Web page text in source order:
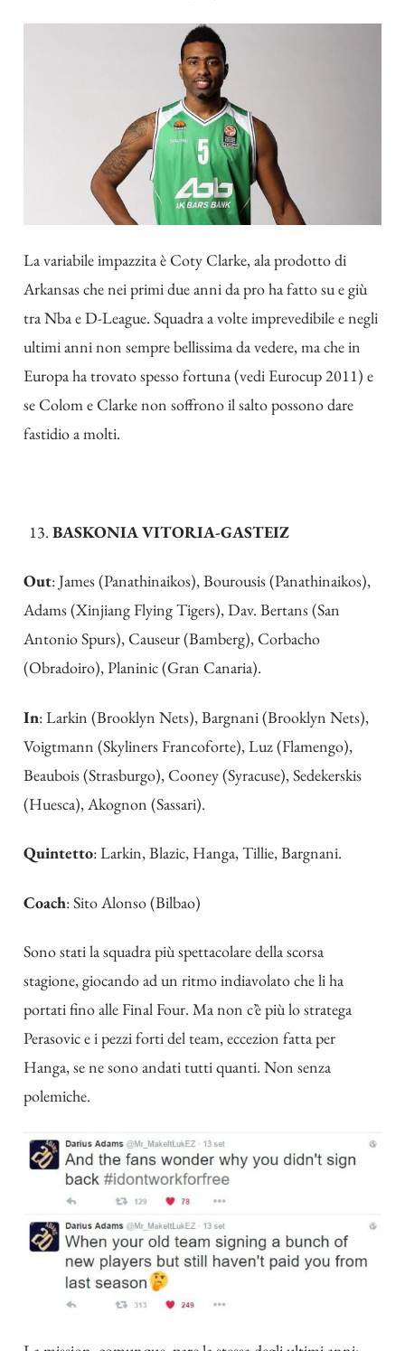
La variabile impazzita è Coty Clarke, ala prodotto di
Arkansas che nei primi due anni da pro ha fatto su e giù
tra Nba e D-League. Squadra a volte imprevedibile e negli
ultimi anni non sempre bellissima da vedere, ma che in
Europa ha trovato spesso fortuna (vedi Eurocup 2011) e
se Colom e Clarke non soffrono il salto possono dare
fastidio a molti.
BASKONIA VITORIA-GASTEIZ
Out: James (Panathinaikos), Bourousis (Panathinaikos),
Adams (Xinjiang Flying Tigers), Dav. Bertans (San
Antonio Spurs), Causeur (Bamberg), Corbacho
(Obradoiro), Planinic (Gran Canaria).
In: Larkin (Brooklyn Nets), Bargnani (Brooklyn Nets),
Voigtmann (Skyliners Francoforte), Luz (Flamengo),
Beaubois (Strasburgo), Cooney (Syracuse), Sedekerskis
(Huesca), Akognon (Sassari).
Quintetto: Larkin, Blazic, Hanga, Tillie, Bargnani.
Coach: Sito Alonso (Bilbao)
Sono stati la squadra più spettacolare della scorsa
stagione, giocando ad un ritmo indiavolato che li ha
portati fino alle Final Four. Ma non c’è più lo stratega
Perasovic e i pezzi forti del team, eccezion fatta per
Hanga, se ne sono andati tutti quanti. Non senza
polemiche.